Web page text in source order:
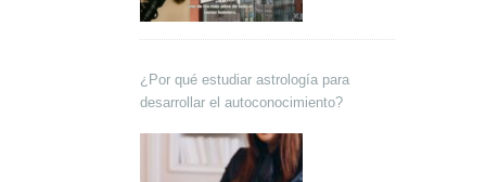
¿Por qué estudiar astrología para
desarrollar el autoconocimiento?